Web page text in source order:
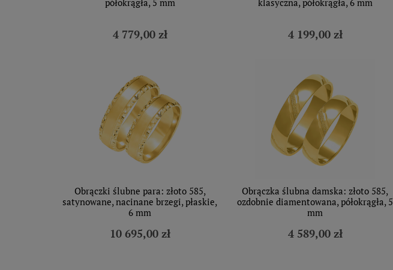
półokrągła, 5 mm
4 779,00 zł
klasyczna, półokrągła, 6 mm
4 199,00 zł
Obrączki ślubne para: złoto 585,
satynowane, nacinane brzegi, płaskie,
6 mm
10 695,00 zł
Obrączka ślubna damska: złoto 585,
ozdobnie diamentowana, półokrągła, 5
mm
4 589,00 zł